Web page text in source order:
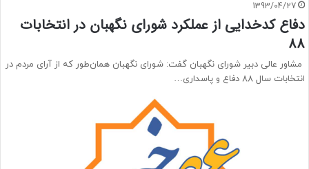
1393/04/27
دفاع کدخدایی از عملکرد شورای نگهبان در انتخابات‌
88
مشاور عالی دبیر شورای نگهبان گفت: شورای نگهبان همان‌طور که از آرای مردم در
انتخابات سال 88 دفاع و پاسداری…